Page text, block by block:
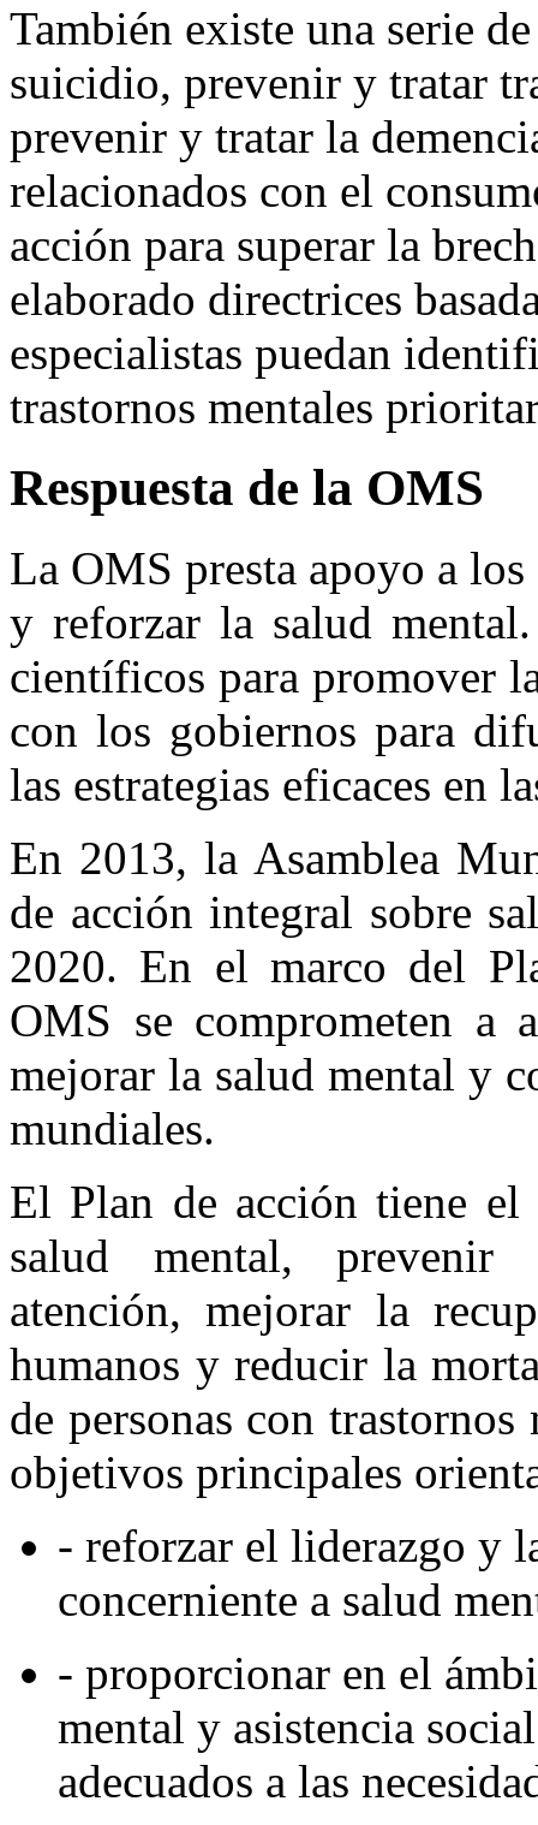
También existe una serie
suicidio, prevenir y tratar
prevenir y tratar la
relacionados con el
acción para superar la
elaborado directrices
especialistas puedan
trastornos mentales
Respuesta de la OMS
La OMS presta apoyo a
y reforzar la salud
científicos para promover
con los gobiernos para
las estrategias eficaces en
En 2013, la Asamblea
de acción integral sobre
2020. En el marco del
OMS se comprometen a
mejorar la salud mental y
mundiales.
El Plan de acción tiene
salud mental, prevenir
atención, mejorar la
humanos y reducir la
de personas con
objetivos principales
- reforzar el liderazgo y
concerniente a salud
- proporcionar en el
mental y asistencia
adecuados a las